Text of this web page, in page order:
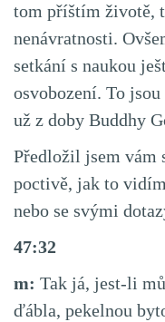
tom příštím životě,
nenávratnosti.
setkání s naukou
osvobození. To
už z doby Buddhy
Předložil jsem vám
poctivě, jak to
nebo se svými
47:32
m: Tak já, jest-li
ďábla, pekelnou